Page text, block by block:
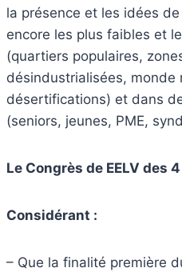
la présence et les idées
encore les plus faibles et
(quartiers populaires,
désindustrialisées, monde
désertifications) et dans
(seniors, jeunes, PME,
Le Congrès de EELV des
Considérant :
– Que la finalité première